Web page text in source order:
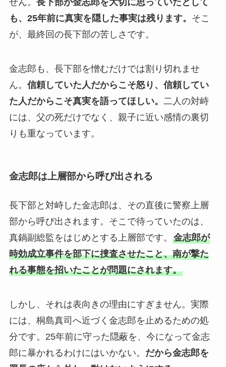
も、25年前に真実を隠した事実は残ります。 そこ
が、最終回の長下部の苦しさです。
金志郎も、長下部を憎むだけでは割り切れませ
ん。 信頼していた人だからこそ怒り、信頼してい
た人だからこそ真実を語ってほしい。
二人の対峙
には、父の死だけでなく、親子に近い感情の裏切
りも重なっています。
金志郎は上層部から呼び出される
長下部と対峙した金志郎は、その直後に警察上層
部から呼び出されます。そこで待っていたのは、
真鍋副総監をはじめとする上層部です。 金志郎が
時効成立事件を部下に捜査させたこと、南が撃た
れる事態を招いたことが問題にされます。
しかし、それは表向きの理由にすぎません。実際
には、桐島真司へ近づく金志郎を止めるための処
分です。25年前に守った隠蔽を、今になって金志
郎に暴かれるわけにはいかない。 だから金志郎を